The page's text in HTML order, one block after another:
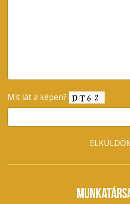
Mit lát a képen?